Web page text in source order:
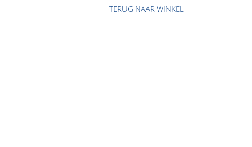
aantal
TERUG NAAR WINKEL